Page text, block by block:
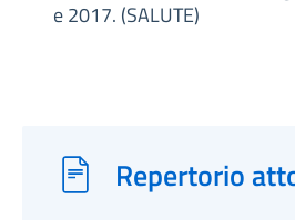
e 2017. (SALUTE)
Repertorio